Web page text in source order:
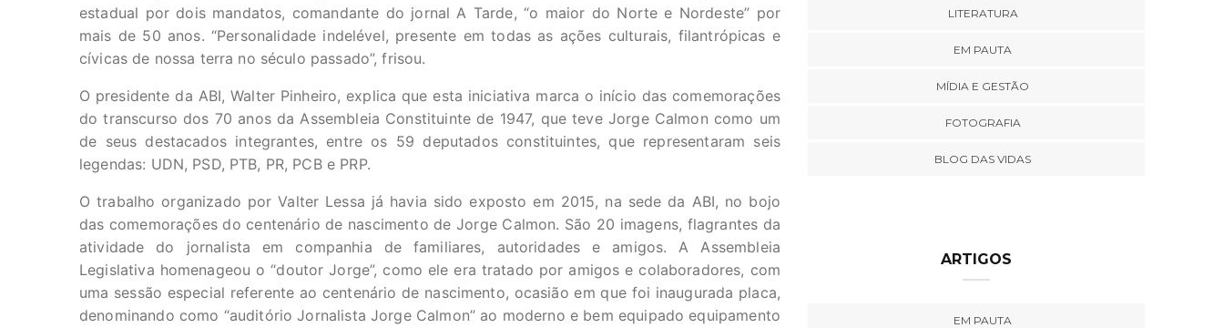
estadual por dois mandatos, comandante do jornal A Tarde, “o maior do Norte e Nordeste” por
mais de 50 anos. “Personalidade indelével, presente em todas as ações culturais, filantrópicas e
cívicas de nossa terra no século passado”, frisou.
O presidente da ABI, Walter Pinheiro, explica que esta iniciativa marca o início das comemorações
do transcurso dos 70 anos da Assembleia Constituinte de 1947, que teve Jorge Calmon como um
de seus destacados integrantes, entre os 59 deputados constituintes, que representaram seis
legendas: UDN, PSD, PTB, PR, PCB e PRP.
O trabalho organizado por Valter Lessa já havia sido exposto em 2015, na sede da ABI, no bojo
das comemorações do centenário de nascimento de Jorge Calmon. São 20 imagens, flagrantes da
atividade do jornalista em companhia de familiares, autoridades e amigos. A Assembleia
Legislativa homenageou o “doutor Jorge”, como ele era tratado por amigos e colaboradores, com
uma sessão especial referente ao centenário de nascimento, ocasião em que foi inaugurada placa,
denominando como “auditório Jornalista Jorge Calmon” ao moderno e bem equipado equipamento
LITERATURA
EM PAUTA
MÍDIA E GESTÃO
FOTOGRAFIA
BLOG DAS VIDAS
ARTIGOS
EM PAUTA